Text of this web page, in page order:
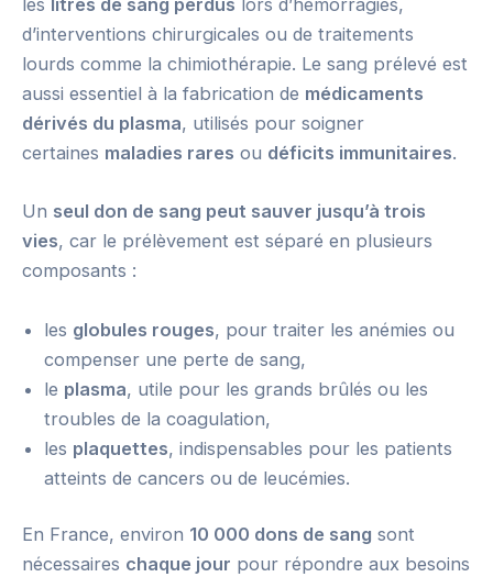
les litres de sang perdus lors d’hémorragies,
d’interventions chirurgicales ou de traitements
lourds comme la chimiothérapie. Le sang prélevé est
aussi essentiel à la fabrication de médicaments
dérivés du plasma, utilisés pour soigner
certaines maladies rares ou déficits immunitaires.
Un seul don de sang peut sauver jusqu’à trois
vies, car le prélèvement est séparé en plusieurs
composants :
les globules rouges, pour traiter les anémies ou
compenser une perte de sang,
le plasma, utile pour les grands brûlés ou les
troubles de la coagulation,
les plaquettes, indispensables pour les patients
atteints de cancers ou de leucémies.
En France, environ 10 000 dons de sang sont
nécessaires chaque jour pour répondre aux besoins